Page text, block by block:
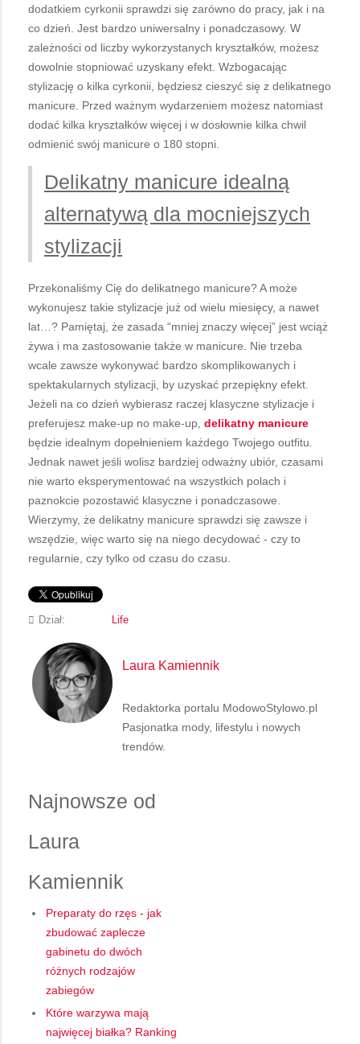
dodatkiem cyrkonii sprawdzi się zarówno do pracy, jak i na
co dzień. Jest bardzo uniwersalny i ponadczasowy. W
zależności od liczby wykorzystanych kryształków, możesz
dowolnie stopniować uzyskany efekt. Wzbogacając
stylizację o kilka cyrkonii, będziesz cieszyć się z delikatnego
manicure. Przed ważnym wydarzeniem możesz natomiast
dodać kilka kryształków więcej i w dosłownie kilka chwil
odmienić swój manicure o 180 stopni.
Delikatny manicure idealną
alternatywą dla mocniejszych
stylizacji
Przekonaliśmy Cię do delikatnego manicure? A może
wykonujesz takie stylizacje już od wielu miesięcy, a nawet
lat…? Pamiętaj, że zasada “mniej znaczy więcej” jest wciąż
żywa i ma zastosowanie także w manicure. Nie trzeba
wcale zawsze wykonywać bardzo skomplikowanych i
spektakularnych stylizacji, by uzyskać przepiękny efekt.
Jeżeli na co dzień wybierasz raczej klasyczne stylizacje i
preferujesz make-up no make-up, delikatny manicure
będzie idealnym dopełnieniem każdego Twojego outfitu.
Jednak nawet jeśli wolisz bardziej odważny ubiór, czasami
nie warto eksperymentować na wszystkich polach i
paznokcie pozostawić klasyczne i ponadczasowe.
Wierzymy, że delikatny manicure sprawdzi się zawsze i
wszędzie, więc warto się na niego decydować - czy to
regularnie, czy tylko od czasu do czasu.
Dział: Life
Laura Kamiennik
Redaktorka portalu ModowoStylowo.pl
Pasjonatka mody, lifestylu i nowych
trendów.
Najnowsze od
Laura
Kamiennik
Preparaty do rzęs - jak
zbudować zaplecze
gabinetu do dwóch
różnych rodzajów
zabiegów
Które warzywa mają
najwięcej białka? Ranking